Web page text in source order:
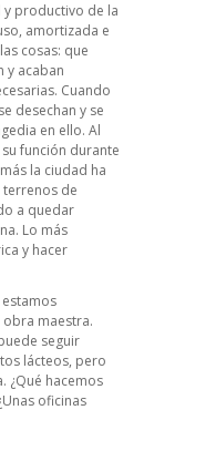
y productivo de la
amortizada e
cosas: que
y acaban
Cuando
desechan y se
en ello. Al
función durante
la ciudad ha
terrenos de
a quedar
Lo más
y hacer
obra maestra.
seguir
lácteos, pero
hacemos
oficinas